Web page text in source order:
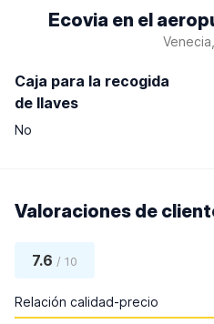
Ecovia en el
Caja para la recogida
de llaves
No
Valoraciones de
7.6 / 10
Relación calidad-precio